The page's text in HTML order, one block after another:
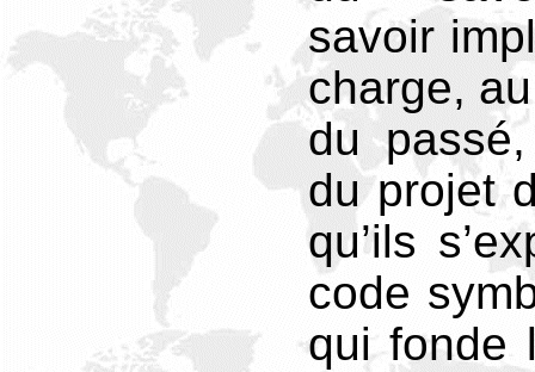
savoir
charge,
du
du projet
qu’ils
code
qui fonde